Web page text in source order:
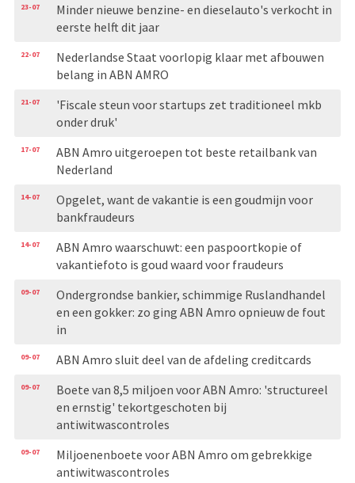
23-07
Minder nieuwe benzine- en dieselauto's verkocht in
eerste helft dit jaar
22-07
Nederlandse Staat voorlopig klaar met afbouwen
belang in ABN AMRO
21-07
'Fiscale steun voor startups zet traditioneel mkb
onder druk'
17-07
ABN Amro uitgeroepen tot beste retailbank van
Nederland
14-07
Opgelet, want de vakantie is een goudmijn voor
bankfraudeurs
14-07
ABN Amro waarschuwt: een paspoortkopie of
vakantiefoto is goud waard voor fraudeurs
09-07
Ondergrondse bankier, schimmige Ruslandhandel
en een gokker: zo ging ABN Amro opnieuw de fout
in
09-07 ABN Amro sluit deel van de afdeling creditcards
09-07
Boete van 8,5 miljoen voor ABN Amro: 'structureel
en ernstig' tekortgeschoten bij
antiwitwascontroles
09-07
Miljoenenboete voor ABN Amro om gebrekkige
antiwitwascontroles